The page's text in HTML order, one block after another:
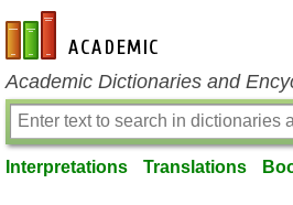
en-academic.com
Academic Dictionaries and
Interpretations Translations